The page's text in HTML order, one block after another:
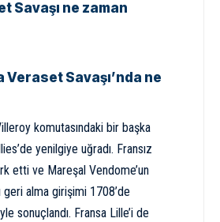
Savaşı ne zaman
Veraset Savaşı’nda ne
komutasındaki bir başka
yenilgiye uğradı. Fransız
etti ve Mareşal Vendome’un
geri alma girişimi 1708’de
sonuçlandı. Fransa Lille’i de